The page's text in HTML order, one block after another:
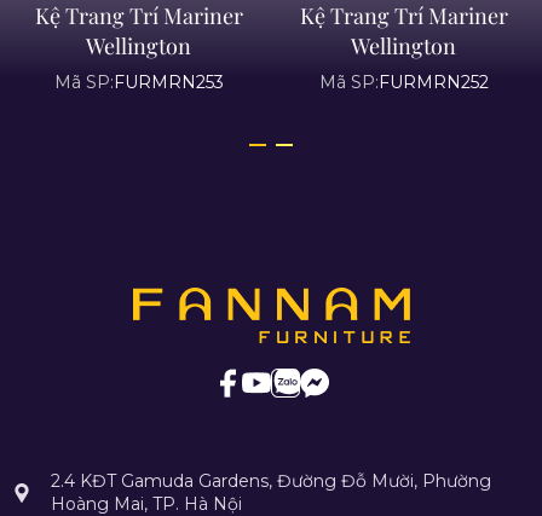
Kệ Trang Trí Mariner
Wellington
Mã SP:FURMRN253
Kệ Trang Trí Mariner
Wellington
Mã SP:FURMRN252
2.4 KĐT Gamuda Gardens, Đường Đỗ Mười, Phường
Hoàng Mai, TP. Hà Nội